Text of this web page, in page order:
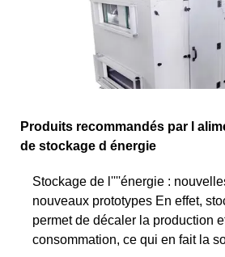
Produits recommandés par l
de stockage d énergie
Stockage de l''''énergie :
nouveaux prototypes En effet,
permet de décaler la production
consommation, ce qui en fait la